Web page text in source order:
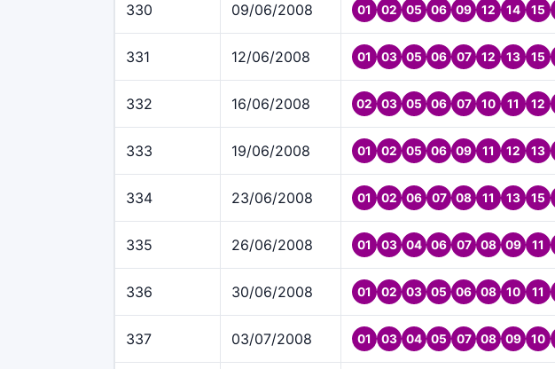
330 09/06/2008 01 02 05 06 09 12 14 15
331 12/06/2008 01 03 05 06 07 12 13 15
332 16/06/2008 02 03 05 06 07 10 11 12
333 19/06/2008 01 02 05 06 09 11 12 13
334 23/06/2008 01 02 06 07 08 11 13 15
335 26/06/2008 01 03 04 06 07 08 09 11
336 30/06/2008 01 02 03 05 06 08 10 11
337 03/07/2008 01 03 04 05 07 08 09 10